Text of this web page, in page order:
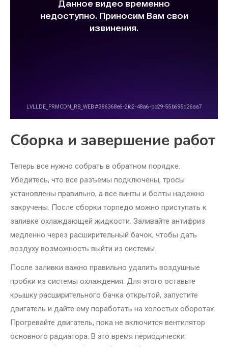
Сборка и завершение работ
Теперь все нужно собрать в обратном порядке.
Убедитесь, что все разъемы подключены, тросы
установлены правильно, а все винты и болты надежно
закручены. После сборки торпедо можно приступать к
заливке охлаждающей жидкости. Заливайте антифриз
медленно через расширительный бачок, чтобы дать
воздуху возможность выйти из системы.
После заливки важно правильно удалить воздушные
пробки из системы охлаждения. Для этого оставьте
крышку расширительного бачка открытой, запустите
двигатель и дайте ему поработать на холостых оборотах.
Прогревайте двигатель, пока не включится вентилятор
основного радиатора. В это время периодически